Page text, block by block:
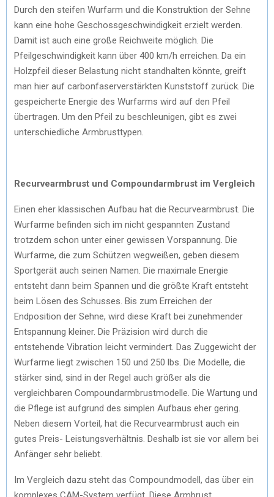
Durch den steifen Wurfarm und die Konstruktion der Sehne
kann eine hohe Geschossgeschwindigkeit erzielt werden.
Damit ist auch eine große Reichweite möglich. Die
Pfeilgeschwindigkeit kann über 400 km/h erreichen. Da ein
Holzpfeil dieser Belastung nicht standhalten könnte, greift
man hier auf carbonfaserverstärkten Kunststoff zurück. Die
gespeicherte Energie des Wurfarms wird auf den Pfeil
übertragen. Um den Pfeil zu beschleunigen, gibt es zwei
unterschiedliche Armbrusttypen.
Recurvearmbrust und Compoundarmbrust im Vergleich
Einen eher klassischen Aufbau hat die Recurvearmbrust. Die
Wurfarme befinden sich im nicht gespannten Zustand
trotzdem schon unter einer gewissen Vorspannung. Die
Wurfarme, die zum Schützen wegweißen, geben diesem
Sportgerät auch seinen Namen. Die maximale Energie
entsteht dann beim Spannen und die größte Kraft entsteht
beim Lösen des Schusses. Bis zum Erreichen der
Endposition der Sehne, wird diese Kraft bei zunehmender
Entspannung kleiner. Die Präzision wird durch die
entstehende Vibration leicht vermindert. Das Zuggewicht der
Wurfarme liegt zwischen 150 und 250 lbs. Die Modelle, die
stärker sind, sind in der Regel auch größer als die
vergleichbaren Compoundarmbrustmodelle. Die Wartung und
die Pflege ist aufgrund des simplen Aufbaus eher gering.
Neben diesem Vorteil, hat die Recurvearmbrust auch ein
gutes Preis- Leistungsverhältnis. Deshalb ist sie vor allem bei
Anfänger sehr beliebt.
Im Vergleich dazu steht das Compoundmodell, das über ein